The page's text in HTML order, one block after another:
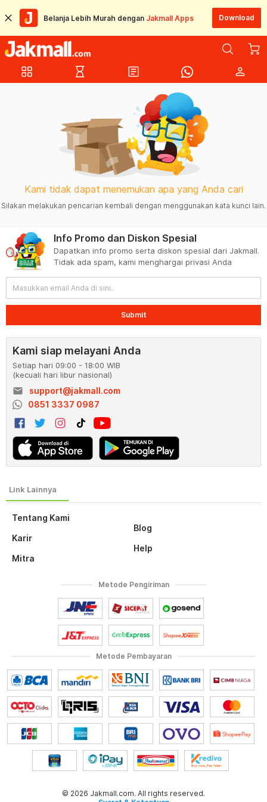
Belanja Lebih Murah dengan Jakmall Apps Download
grid_view hourglass_empty article person
Kami tidak dapat menemukan apa yang Anda cari
Silakan melakukan pencarian kembali dengan menggunakan kata kunci lain.
Tentang Kami
Karir
Mitra
Blog
Help
Info Promo dan Diskon Spesial
Dapatkan info promo serta diskon spesial dari Jakmall.
Tidak ada spam, kami menghargai privasi Anda
Submit
Kami siap melayani Anda
Setiap hari 09:00 - 18:00 WIB
(kecuali hari libur nasional)
email
support@jakmall.com
0851 3337 0987
Metode Pembayaran
Metode Pengiriman
© 2026 Jakmall.com. All rights reserved.